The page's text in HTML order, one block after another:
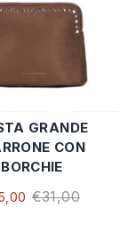
GRANDE
CON
BORCHIE
€31,00